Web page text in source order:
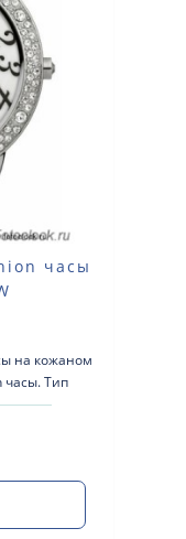
часы
на кожаном
часы. Тип